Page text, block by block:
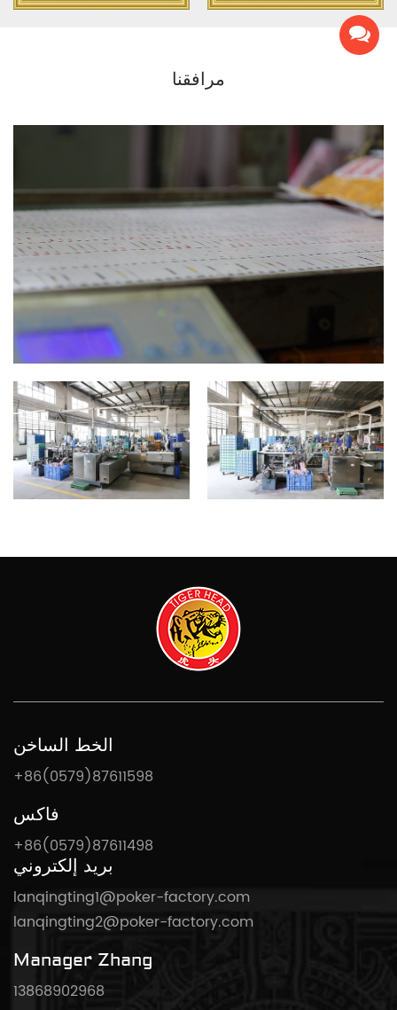
مرافقنا
الخط الساخن
+86(0579)87611598
فاكس
+86(0579)87611498
بريد إلكتروني
lanqingting1@poker-factory.com
lanqingting2@poker-factory.com
Manager Zhang
13868902968